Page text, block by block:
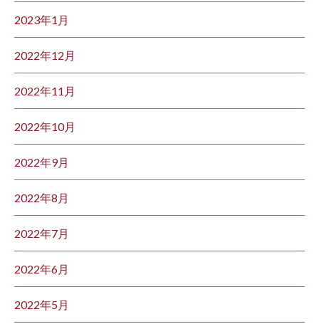
2023年1月
2022年12月
2022年11月
2022年10月
2022年9月
2022年8月
2022年7月
2022年6月
2022年5月